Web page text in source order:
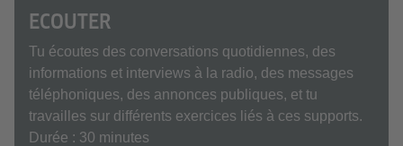
ECOUTER
Tu écoutes des conversations quotidiennes, des
informations et interviews à la radio, des messages
téléphoniques, des annonces publiques, et tu
travailles sur différents exercices liés à ces supports.
Durée : 30 minutes